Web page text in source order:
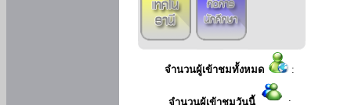
จำนวนผู้เข้าชมทั้งหมด :
จำนวนผู้เข้าชมวันนี้ :